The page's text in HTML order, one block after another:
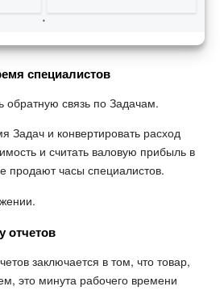
специалистов
обратную связь по Задачам.
Задач и конвертировать расход
и считать валовую прибыль в
продают часы специалистов.
отчетов
заключается в том, что товар,
это минута рабочего времени